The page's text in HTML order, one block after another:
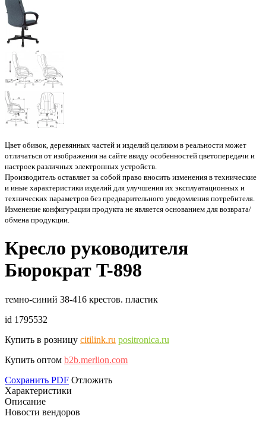
Цвет обивок, деревянных частей и изделий целиком в реальности может
отличаться от изображения на сайте ввиду особенностей цветопередачи и
настроек различных электронных устройств.
Производитель оставляет за собой право вносить изменения в технические
и иные характеристики изделий для улучшения их эксплуатационных и
технических параметров без предварительного уведомления потребителя.
Изменение конфигурации продукта не является основанием для возврата/
обмена продукции.
Кресло руководителя
Бюрократ T-898
темно-синий 38-416 крестов. пластик
id 1795532
Купить в розницу citilink.ru positronica.ru
Купить оптом b2b.merlion.com
Сохранить PDF Отложить
Характеристики
Описание
Новости вендоров